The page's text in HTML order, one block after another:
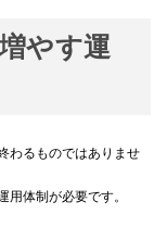
やす運
わるものではありませ
体制が必要です。